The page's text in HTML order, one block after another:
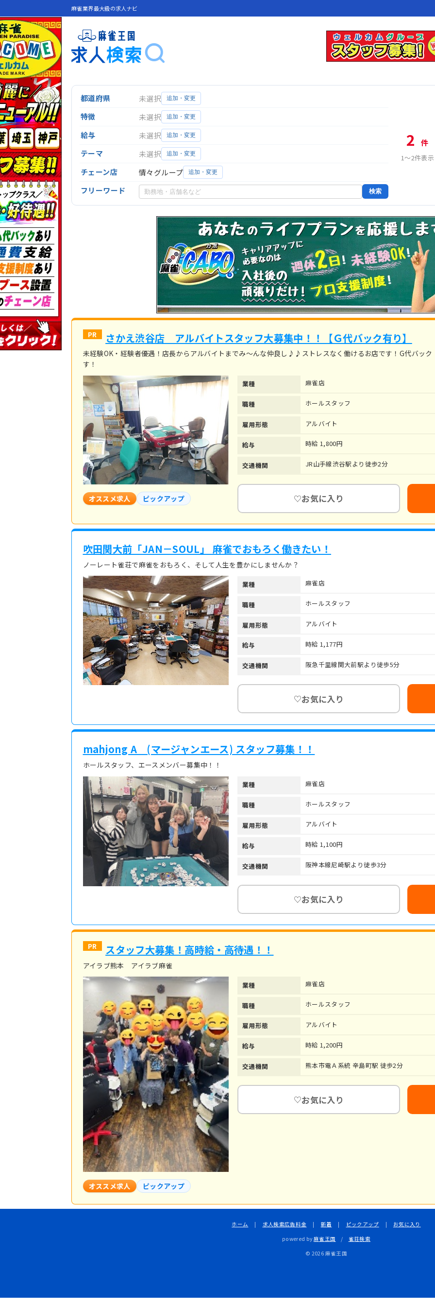
麻雀業界最大級の求人ナビ
都道府県 未選択 追加・変更
特徴 未選択 追加・変更
給与 未選択 追加・変更
テーマ 未選択 追加・変更
チェーン店 情々グループ 追加・変更
フリーワード 検索
2 件
1〜2件表示
さかえ渋谷店 アルバイトスタッフ大募集中！！【Ｇ代バック有り】
未経験OK・経験者優遇！店長からアルバイトまでみ～んな仲良し♪♪ストレスなく働けるお店です！G代バッ
す！
オススメ求人 ピックアップ
業種 麻雀店
職種 ホールスタッフ
雇用形態 アルバイト
給与 時給 1,800円
交通機関 JR山手線渋谷駅より徒歩2分
♡お気に入り
吹田関大前「JAN－SOUL」 麻雀でおもろく働きたい！
ノーレート雀荘で麻雀をおもろく、そして人生を豊かにしませんか？
業種 麻雀店
職種 ホールスタッフ
雇用形態 アルバイト
給与 時給 1,177円
交通機関 阪急千里線関大前駅より徒歩5分
♡お気に入り
mahjong A (マージャンエース) スタッフ募集！！
ホールスタッフ、エースメンバー募集中！！
業種 麻雀店
職種 ホールスタッフ
雇用形態 アルバイト
給与 時給 1,100円
交通機関 阪神本線尼崎駅より徒歩3分
♡お気に入り
スタッフ大募集！高時給・高待遇！！
アイラブ熊本 アイラブ麻雀
オススメ求人 ピックアップ
業種 麻雀店
職種 ホールスタッフ
雇用形態 アルバイト
給与 時給 1,200円
交通機関 熊本市電Ａ系統 辛島町駅 徒歩2分
♡お気に入り
ホーム | 求人検索広告料金 | 新着 | ピックアップ |
お気に入り
powered by麻雀王国 /
雀荘検索
© 2026 麻雀王国